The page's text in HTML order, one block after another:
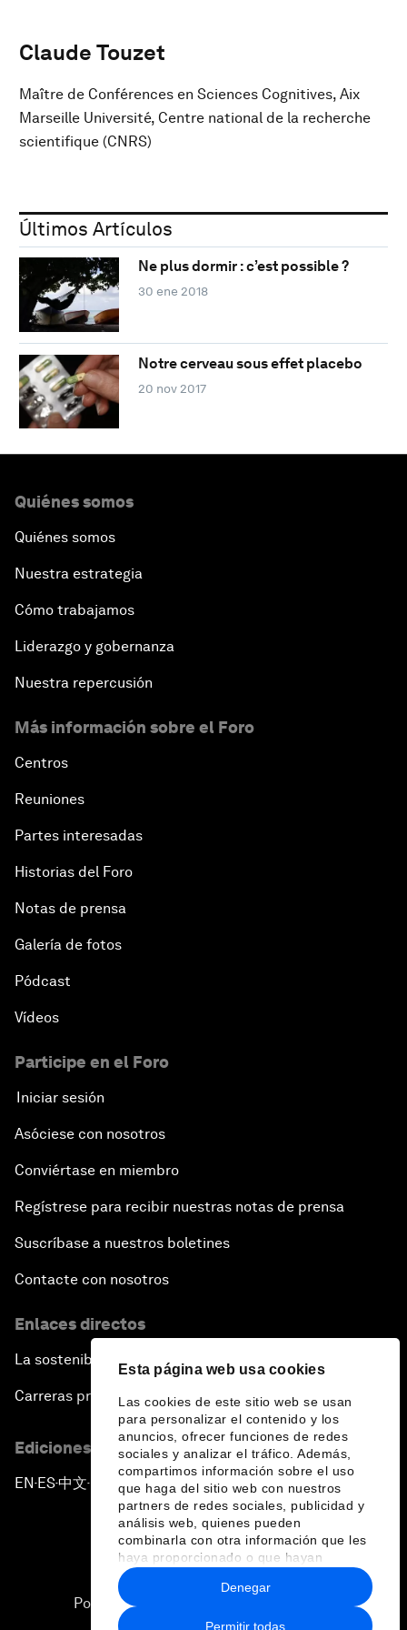
Esta página web usa cookies
Las cookies de este sitio web se usan
para personalizar el contenido y los
anuncios, ofrecer funciones de redes
sociales y analizar el tráfico. Además,
compartimos información sobre el uso
que haga del sitio web con nuestros
partners de redes sociales, publicidad y
análisis web, quienes pueden
combinarla con otra información que les
haya proporcionado o que hayan
recopilado a partir del uso que haya
hecho de sus servicios.
Permitir todas
Denegar
Claude Touzet
Maître de Conférences en Sciences Cognitives, Aix
Marseille Université, Centre national de la recherche
scientifique (CNRS)
Últimos Artículos
Ne plus dormir : c’est possible ?
30 ene 2018
Notre cerveau sous effet placebo
20 nov 2017
Quiénes somos
Quiénes somos
Nuestra estrategia
Cómo trabajamos
Liderazgo y gobernanza
Nuestra repercusión
Más información sobre el Foro
Centros
Reuniones
Partes interesadas
Historias del Foro
Notas de prensa
Galería de fotos
Pódcast
Vídeos
Participe en el Foro
Iniciar sesión
Asóciese con nosotros
Conviértase en miembro
Regístrese para recibir nuestras notas de prensa
Suscríbase a nuestros boletines
Contacte con nosotros
Enlaces directos
La sostenibilidad en el Foro
Carreras profesionales
Ediciones en otros idiomas
EN ▪ES▪中文▪ 日本語
Política de privacidad y normas de uso